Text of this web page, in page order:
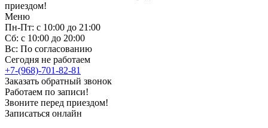
приездом!
Меню
Пн-Пт: с 10:00 до 21:00
Сб: с 10:00 до 20:00
Вс: По согласованию
Сегодня не работаем
+7-(968)-701-82-81
Заказать обратный звонок
Работаем по записи!
Звоните перед приездом!
Записаться онлайн